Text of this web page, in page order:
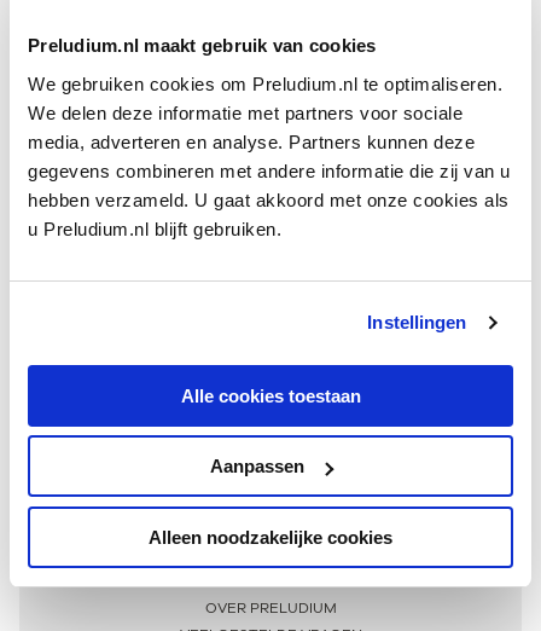
Preludium.nl maakt gebruik van cookies
We gebruiken cookies om Preludium.nl te optimaliseren.
We delen deze informatie met partners voor sociale
media, adverteren en analyse. Partners kunnen deze
gegevens combineren met andere informatie die zij van u
hebben verzameld. U gaat akkoord met onze cookies als
u Preludium.nl blijft gebruiken.
Instellingen
Alle cookies toestaan
Aanpassen
Alleen noodzakelijke cookies
Meer informatie
OVER PRELUDIUM